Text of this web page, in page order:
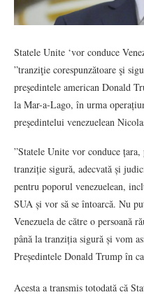
Statele Unite ‘vor conduce
”tranziţie corespunzătoare şi
preşedintele american Donald
la Mar-a-Lago, în urma
preşedintelui venezuelean
”Statele Unite vor conduce
tranziție sigură, adecvată și
pentru poporul venezuelean,
SUA și vor să se întoarcă. Nu
Venezuela de către o persoană
până la tranziția sigură și vom
Președintele Donald Trump în
Acesta a transmis totodată că